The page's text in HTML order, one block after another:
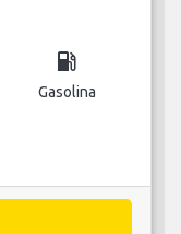
local_gas_station
Gasolina